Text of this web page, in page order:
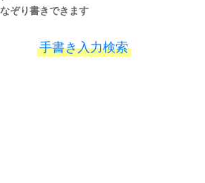
なぞり書きできます
手書き入力検索